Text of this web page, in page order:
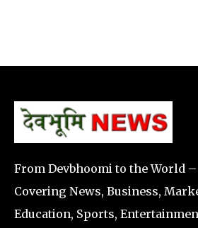
From Devbhoomi to the World –
Covering News, Business,
Education, Sports,